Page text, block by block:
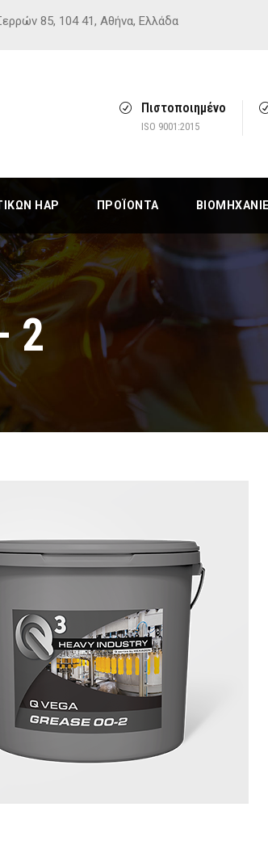
85, 104 41, Αθήνα, Ελλάδα
Πιστοποιημένο
ISO 9001:2015
HAP ΠΡΟΪΌΝΤΑ
2